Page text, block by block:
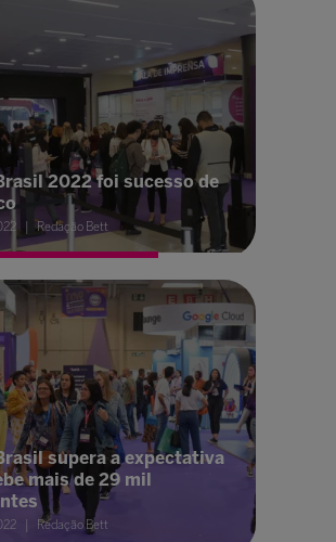
2022 foi sucesso de
Redação Bett
supera a expectativa
mais de 29 mil
Redação Bett